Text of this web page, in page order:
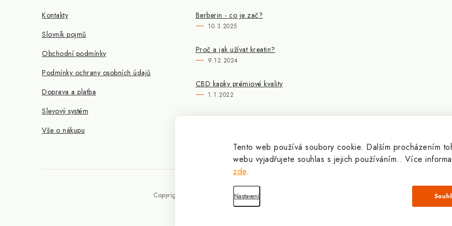
Tento web používá soubory cookie. Dalším procházením
webu vyjadřujete souhlas s jejich používáním.. Více
zde.
Nastavení
Kontakty
Slovník pojmů
Obchodní podmínky
Podmínky ochrany osobních údajů
Doprava a platba
Slevový systém
Vše o nákupu
Berberin - co je zač?
10.3.2025
Proč a jak užívat kreatin?
9.12.2024
CBD kapky prémiové kvality
1.1.2022
Copyright 2026 Doplňky výživy pro sportovce a kulturisty | ExplomaxShop.cz . Všechna práva